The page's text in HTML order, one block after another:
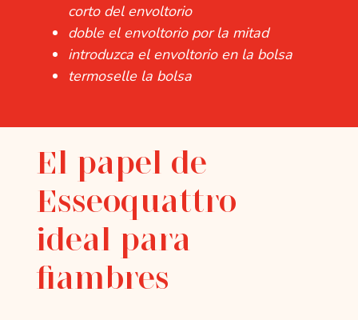
corto del envoltorio
doble el envoltorio por la mitad
introduzca el envoltorio en la bolsa
termoselle la bolsa
El papel de
Esseoquattro
ideal para
fiambres